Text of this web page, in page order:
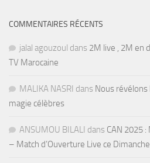
COMMENTAIRES RÉCENTS
jalal agouzoul dans 2M live , 2M en
TV Marocaine
MALIKA NASRI dans Nous
magie célèbres
ANSUMOU BILALI dans CAN 2025
– Match d’Ouverture Live ce Dimanche